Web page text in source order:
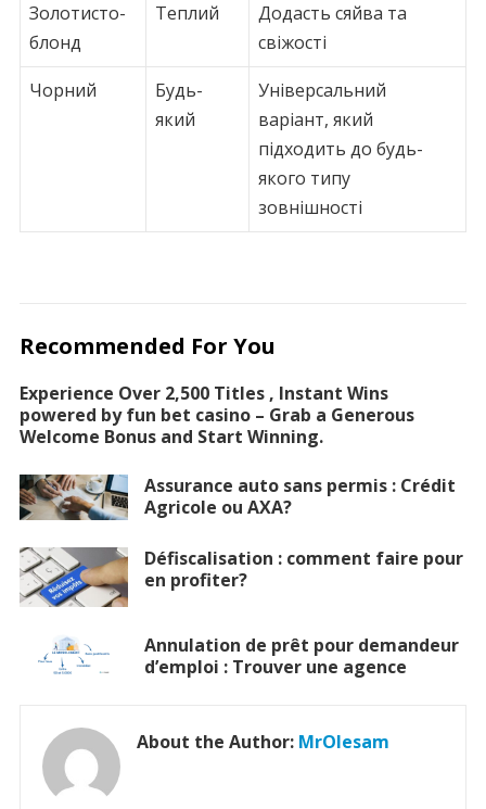
Золотисто-
блонд
Теплий
Додасть сяйва та
свіжості
Чорний
Будь-
який
Універсальний
варіант, який
підходить до будь-
якого типу
зовнішності
Recommended For You
Experience Over 2,500 Titles , Instant Wins
powered by fun bet casino – Grab a Generous
Welcome Bonus and Start Winning.
Assurance auto sans permis : Crédit
Agricole ou AXA?
Défiscalisation : comment faire pour
en profiter?
Annulation de prêt pour demandeur
d’emploi : Trouver une agence
About the Author: MrOlesam